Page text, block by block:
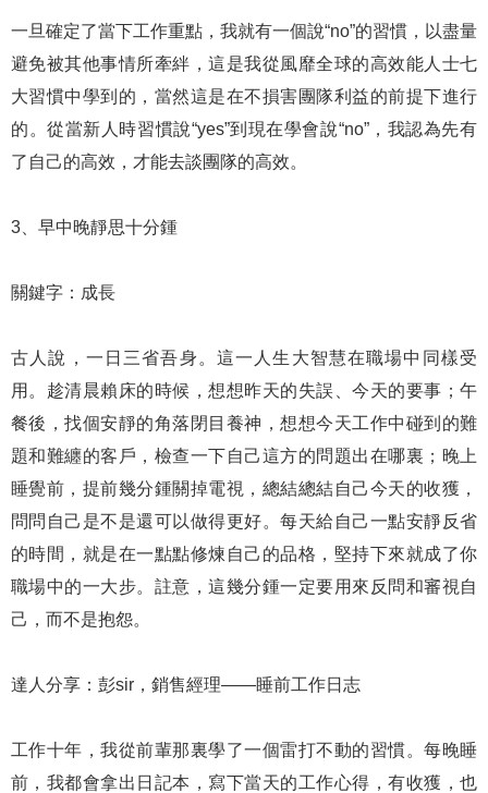
一旦確定了當下工作重點，我就有一個說“no”的習慣，以盡量
避免被其他事情所牽絆，這是我從風靡全球的高效能人士七
大習慣中學到的，當然這是在不損害團隊利益的前提下進行
的。從當新人時習慣說“yes”到現在學會說“no”，我認為先有
了自己的高效，才能去談團隊的高效。
3、早中晚靜思十分鍾
關鍵字：成長
古人說，一日三省吾身。這一人生大智慧在職場中同樣受
用。趁清晨賴床的時候，想想昨天的失誤、今天的要事；午
餐後，找個安靜的角落閉目養神，想想今天工作中碰到的難
題和難纏的客戶，檢查一下自己這方的問題出在哪裏；晚上
睡覺前，提前幾分鍾關掉電視，總結總結自己今天的收獲，
問問自己是不是還可以做得更好。每天給自己一點安靜反省
的時間，就是在一點點修煉自己的品格，堅持下來就成了你
職場中的一大步。註意，這幾分鍾一定要用來反問和審視自
己，而不是抱怨。
達人分享：彭sir，銷售經理——睡前工作日志
工作十年，我從前輩那裏學了一個雷打不動的習慣。每晚睡
前，我都會拿出日記本，寫下當天的工作心得，有收獲，也